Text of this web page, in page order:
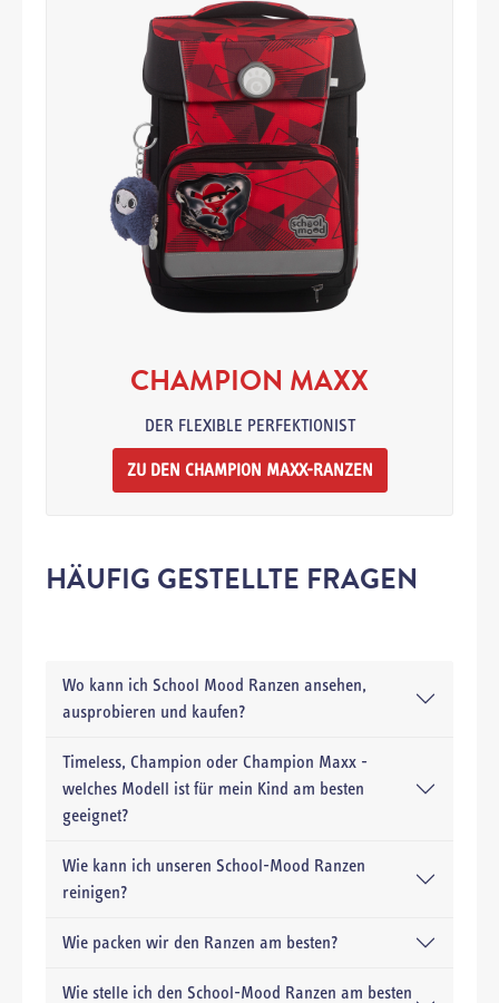
CHAMPION MAXX
DER FLEXIBLE PERFEKTIONIST
ZU DEN CHAMPION MAXX-RANZEN
HÄUFIG GESTELLTE FRAGEN
Wo kann ich School Mood Ranzen ansehen,
ausprobieren und kaufen?
Timeless, Champion oder Champion Maxx -
welches Modell ist für mein Kind am besten
geeignet?
Wie kann ich unseren School-Mood Ranzen
reinigen?
Wie packen wir den Ranzen am besten?
Wie stelle ich den School-Mood Ranzen am besten